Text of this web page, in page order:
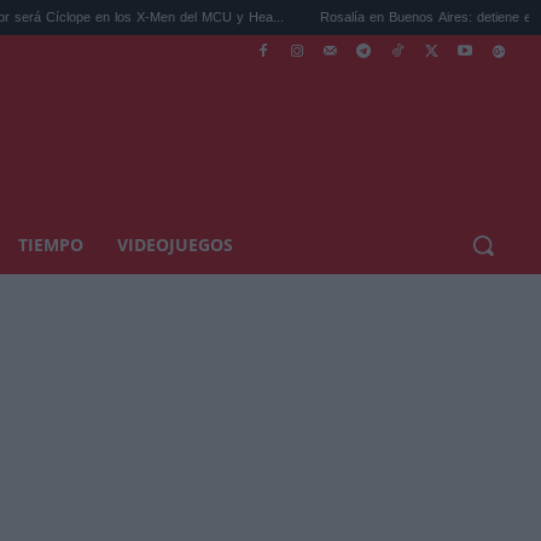
en los X-Men del MCU y Hea... Rosalía en Buenos Aires: detiene el tráfico y
TIEMPO VIDEOJUEGOS